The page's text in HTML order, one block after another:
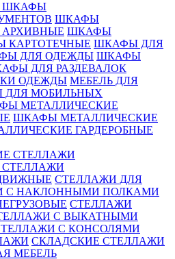
ШКАФЫ
ШКАФЫ
АРХИВНЫЕ ШКАФЫ
КАРТОТЕЧНЫЕ ШКАФЫ ДЛЯ
ДЛЯ ОДЕЖДЫ ШКАФЫ
ДЛЯ РАЗДЕВАЛОК
ОДЕЖДЫ МЕБЕЛЬ ДЛЯ
МОБИЛЬНЫХ
МЕТАЛЛИЧЕСКИЕ
ШКАФЫ МЕТАЛЛИЧЕСКИЕ
ГАРДЕРОБНЫЕ
СТЕЛЛАЖИ
СТЕЛЛАЖИ ДЛЯ
С НАКЛОННЫМИ ПОЛКАМИ
СТЕЛЛАЖИ
С ВЫКАТНЫМИ
С КОНСОЛЯМИ
СКЛАДСКИЕ СТЕЛЛАЖИ